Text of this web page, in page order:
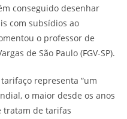
conseguido desenhar
com subsídios ao
o professor de
de São Paulo (FGV-SP).
representa “um
o maior desde os anos
tratam de tarifas